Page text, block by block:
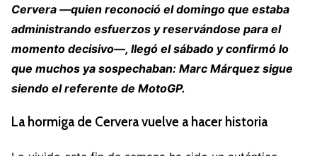
Cervera —quien reconoció el domingo que estaba
administrando esfuerzos y reservándose para el
momento decisivo—, llegó el sábado y confirmó lo
que muchos ya sospechaban: Marc Márquez sigue
siendo el referente de MotoGP.
La hormiga de Cervera vuelve a hacer historia